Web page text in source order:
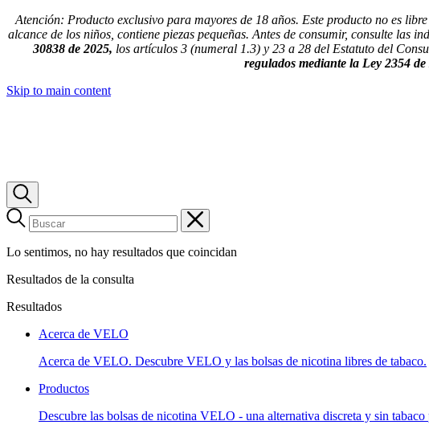
Atención: Producto exclusivo para mayores de 18 años. Este producto no es
alcance de los niños, contiene piezas pequeñas. Antes de consumir, consulte las
30838 de 2025, los artículos 3 (numeral 1.3) y 23 a 28 del Estatuto del
regulados mediante la Ley 2354 de
Skip to main content
Lo sentimos, no hay resultados que coincidan
Resultados de la consulta
Resultados
Acerca de VELO
Acerca de VELO. Descubre VELO y las bolsas de nicotina libres de tabaco.
Productos
Descubre las bolsas de nicotina VELO - una alternativa discreta y sin